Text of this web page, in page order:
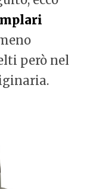
però nel